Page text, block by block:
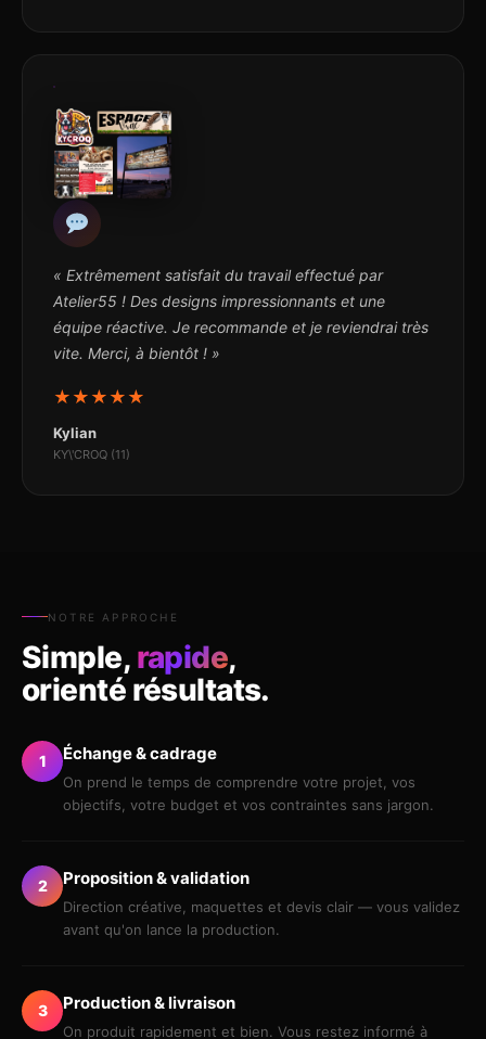
« Extrêmement satisfait du travail effectué par
Atelier55 ! Des designs impressionnants et une
équipe réactive. Je recommande et je reviendrai très
vite. Merci, à bientôt ! »
★ ★ ★ ★ ★
Kylian
KY\'CROQ (11)
NOTRE APPROCHE
Simple, rapide,
orienté résultats.
1 Échange & cadrage
On prend le temps de comprendre votre projet, vos
objectifs, votre budget et vos contraintes sans jargon.
2 Proposition & validation
Direction créative, maquettes et devis clair — vous validez
avant qu'on lance la production.
3 Production & livraison
On produit rapidement et bien. Vous restez informé à